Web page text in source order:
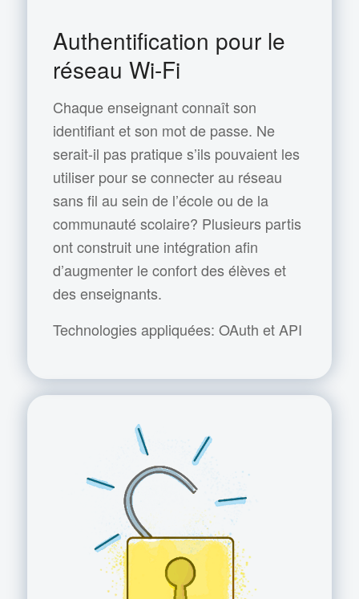
Authentification pour le
réseau Wi-Fi
Chaque enseignant connaît son
identifiant et son mot de passe. Ne
serait-il pas pratique s’ils pouvaient les
utiliser pour se connecter au réseau
sans fil au sein de l’école ou de la
communauté scolaire? Plusieurs partis
ont construit une intégration afin
d’augmenter le confort des élèves et
des enseignants.
Technologies appliquées: OAuth et API